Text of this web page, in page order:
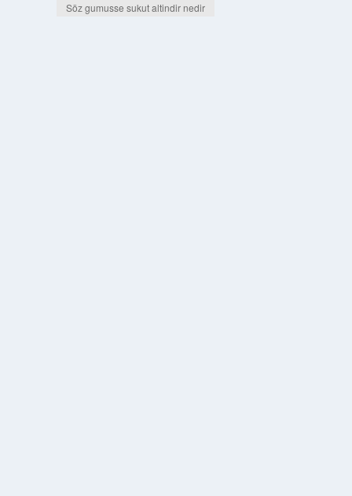
Söz gumusse sukut altindir nedir